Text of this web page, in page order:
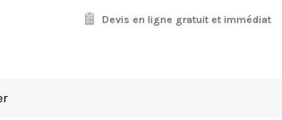
Devis en ligne gratuit et immédiat